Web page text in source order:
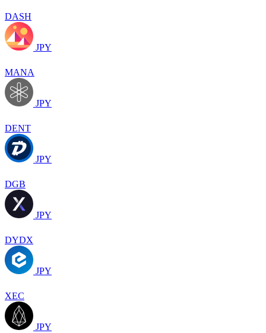
DASH
JPY
MANA
JPY
DENT
JPY
DGB
JPY
DYDX
JPY
XEC
JPY